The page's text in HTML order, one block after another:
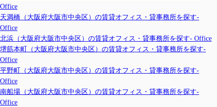
Office
天満橋（大阪府大阪市中央区）の賃貸オフィス・貸事務所を探す-
Office
北浜（大阪府大阪市中央区）の賃貸オフィス・貸事務所を探す- Office
堺筋本町（大阪府大阪市中央区）の賃貸オフィス・貸事務所を探す-
Office
平野町（大阪府大阪市中央区）の賃貸オフィス・貸事務所を探す-
Office
南船場（大阪府大阪市中央区）の賃貸オフィス・貸事務所を探す-
Office